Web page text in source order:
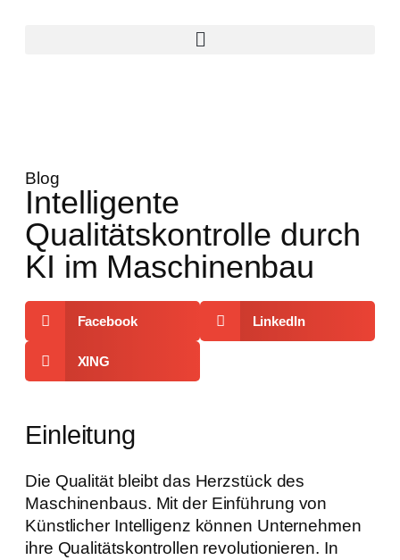
Blog
Intelligente
Qualitätskontrolle durch
KI im Maschinenbau
Facebook LinkedIn
XING
Einleitung
Die Qualität bleibt das Herzstück des
Maschinenbaus. Mit der Einführung von
Künstlicher Intelligenz können Unternehmen
ihre Qualitätskontrollen revolutionieren. In